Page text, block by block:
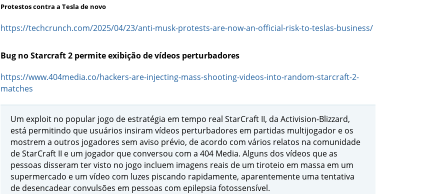
Protestos contra a Tesla de novo
https://techcrunch.com/2025/04/23/anti-musk-protests-are-now-an-official-risk-to-teslas-business/
Bug no Starcraft 2 permite exibição de vídeos perturbadores
https://www.404media.co/hackers-are-injecting-mass-shooting-videos-into-random-starcraft-2-
matches
Um exploit no popular jogo de estratégia em tempo real StarCraft II, da Activision-Blizzard,
está permitindo que usuários insiram vídeos perturbadores em partidas multijogador e os
mostrem a outros jogadores sem aviso prévio, de acordo com vários relatos na comunidade
de StarCraft II e um jogador que conversou com a 404 Media. Alguns dos vídeos que as
pessoas disseram ter visto no jogo incluem imagens reais de um tiroteio em massa em um
supermercado e um vídeo com luzes piscando rapidamente, aparentemente uma tentativa
de desencadear convulsões em pessoas com epilepsia fotossensível.